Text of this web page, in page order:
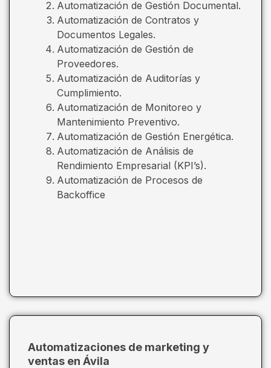
Automatización de Gestión Documental.
Automatización de Contratos y
Documentos Legales.
Automatización de Gestión de
Proveedores.
Automatización de Auditorías y
Cumplimiento.
Automatización de Monitoreo y
Mantenimiento Preventivo.
Automatización de Gestión Energética.
Automatización de Análisis de
Rendimiento Empresarial (KPI’s).
Automatización de Procesos de
Backoffice
Automatizaciones de marketing y
ventas en Ávila